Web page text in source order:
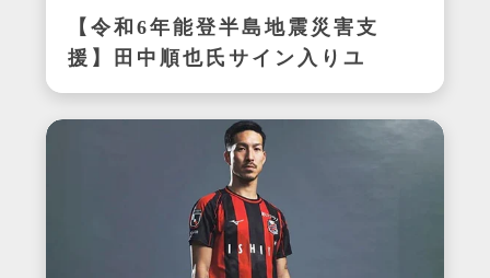
【令和6年能登半島地震災害支
援】田中順也氏サイン入りユ
ニフォーム